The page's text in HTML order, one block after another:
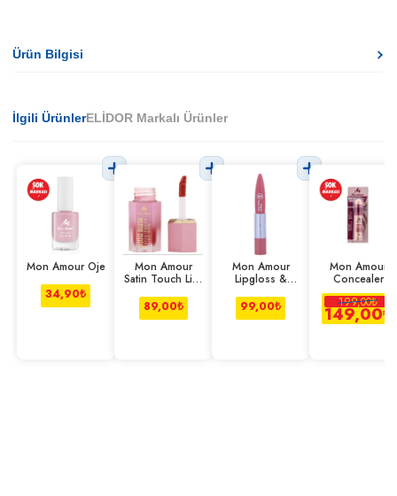
Ürün Bilgisi
İlgili ÜrünlerELİDOR Markalı Ürünler
Mon Amour Oje
34,90₺
Mon Amour
Satin Touch Likit
89,00₺
Mon Amour
Lipgloss &
99,00₺
Mon Amour
Concealer
199,00₺
149,00₺